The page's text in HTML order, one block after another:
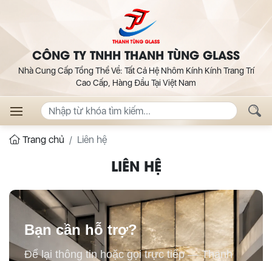
CÔNG TY TNHH THANH TÙNG GLASS
Nhà Cung Cấp Tổng Thể Về: Tất Cả Hệ Nhôm Kính Kính Trang Trí
Cao Cấp, Hàng Đầu Tại Việt Nam
Trang chủ Liên hệ
LIÊN HỆ
Bạn cần hỗ trợ?
Để lại thông tin hoặc gọi trực tiếp — Thanh